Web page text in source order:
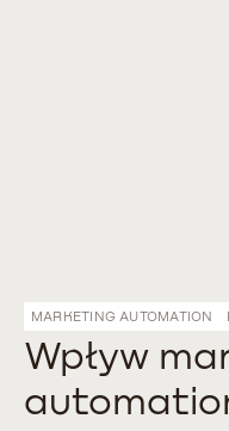
MARKETING AUTOMATION
Wpływ